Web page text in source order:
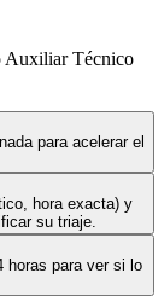
Auxiliar Técnico
para acelerar el
hora exacta) y
su triaje.
horas para ver si lo